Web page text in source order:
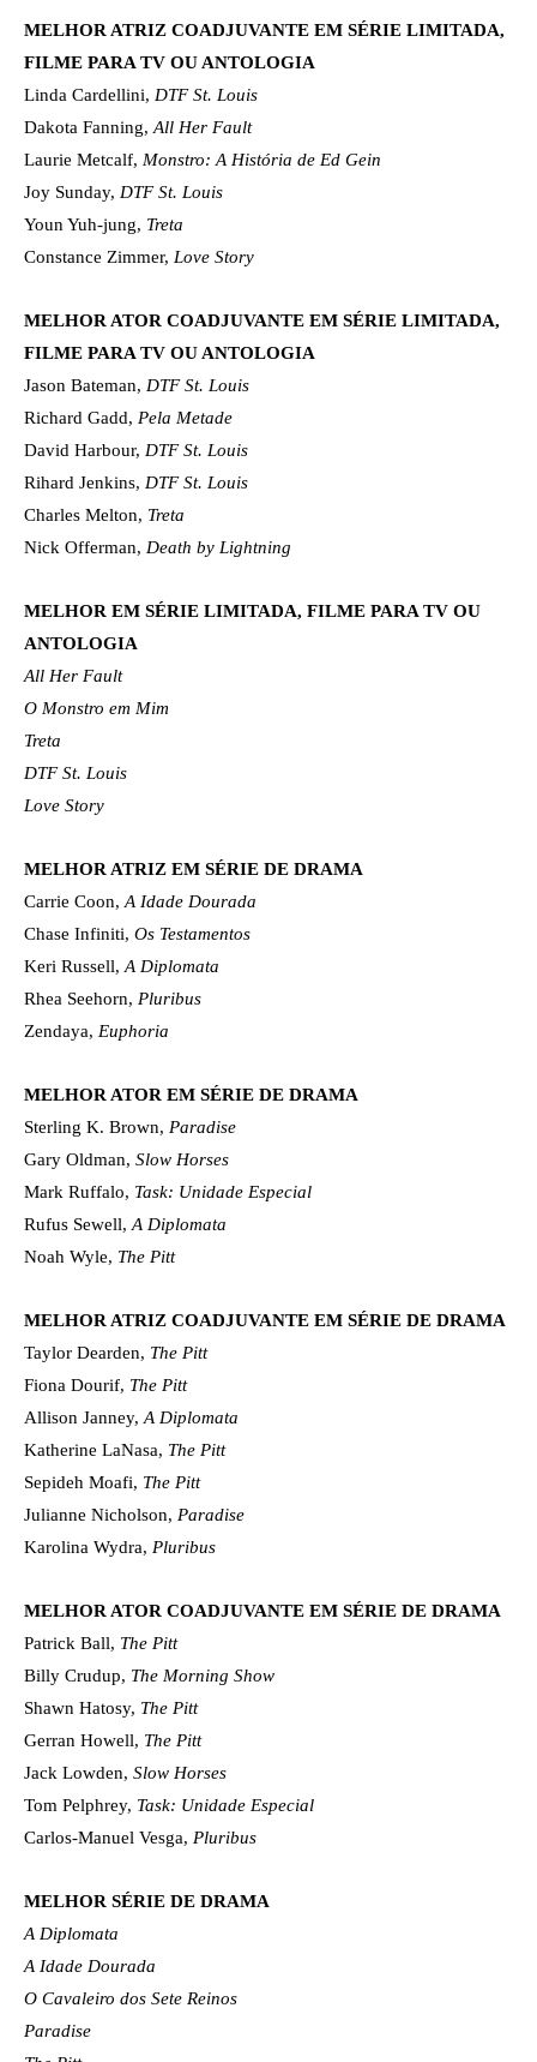
MELHOR ATRIZ COADJUVANTE EM SÉRIE LIMITADA,
FILME PARA TV OU ANTOLOGIA
Linda Cardellini, DTF St. Louis
Dakota Fanning, All Her Fault
Laurie Metcalf, Monstro: A História de Ed Gein
Joy Sunday, DTF St. Louis
Youn Yuh-jung, Treta
Constance Zimmer, Love Story
MELHOR ATOR COADJUVANTE EM SÉRIE LIMITADA,
FILME PARA TV OU ANTOLOGIA
Jason Bateman, DTF St. Louis
Richard Gadd, Pela Metade
David Harbour, DTF St. Louis
Rihard Jenkins, DTF St. Louis
Charles Melton, Treta
Nick Offerman, Death by Lightning
MELHOR EM SÉRIE LIMITADA, FILME PARA TV OU
ANTOLOGIA
All Her Fault
O Monstro em Mim
Treta
DTF St. Louis
Love Story
MELHOR ATRIZ EM SÉRIE DE DRAMA
Carrie Coon, A Idade Dourada
Chase Infiniti, Os Testamentos
Keri Russell, A Diplomata
Rhea Seehorn, Pluribus
Zendaya, Euphoria
MELHOR ATOR EM SÉRIE DE DRAMA
Sterling K. Brown, Paradise
Gary Oldman, Slow Horses
Mark Ruffalo, Task: Unidade Especial
Rufus Sewell, A Diplomata
Noah Wyle, The Pitt
MELHOR ATRIZ COADJUVANTE EM SÉRIE DE DRAMA
Taylor Dearden, The Pitt
Fiona Dourif, The Pitt
Allison Janney, A Diplomata
Katherine LaNasa, The Pitt
Sepideh Moafi, The Pitt
Julianne Nicholson, Paradise
Karolina Wydra, Pluribus
MELHOR ATOR COADJUVANTE EM SÉRIE DE DRAMA
Patrick Ball, The Pitt
Billy Crudup, The Morning Show
Shawn Hatosy, The Pitt
Gerran Howell, The Pitt
Jack Lowden, Slow Horses
Tom Pelphrey, Task: Unidade Especial
Carlos-Manuel Vesga, Pluribus
MELHOR SÉRIE DE DRAMA
A Diplomata
A Idade Dourada
O Cavaleiro dos Sete Reinos
Paradise